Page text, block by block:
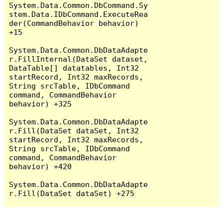
System.Data.Common.DbCommand.Sy
stem.Data.IDbCommand.ExecuteRea
der(CommandBehavior behavior)
+15
System.Data.Common.DbDataAdapte
r.FillInternal(DataSet dataset,
DataTable[] datatables, Int32
startRecord, Int32 maxRecords,
String srcTable, IDbCommand
command, CommandBehavior
behavior) +325
System.Data.Common.DbDataAdapte
r.Fill(DataSet dataSet, Int32
startRecord, Int32 maxRecords,
String srcTable, IDbCommand
command, CommandBehavior
behavior) +420
System.Data.Common.DbDataAdapte
r.Fill(DataSet dataSet) +275